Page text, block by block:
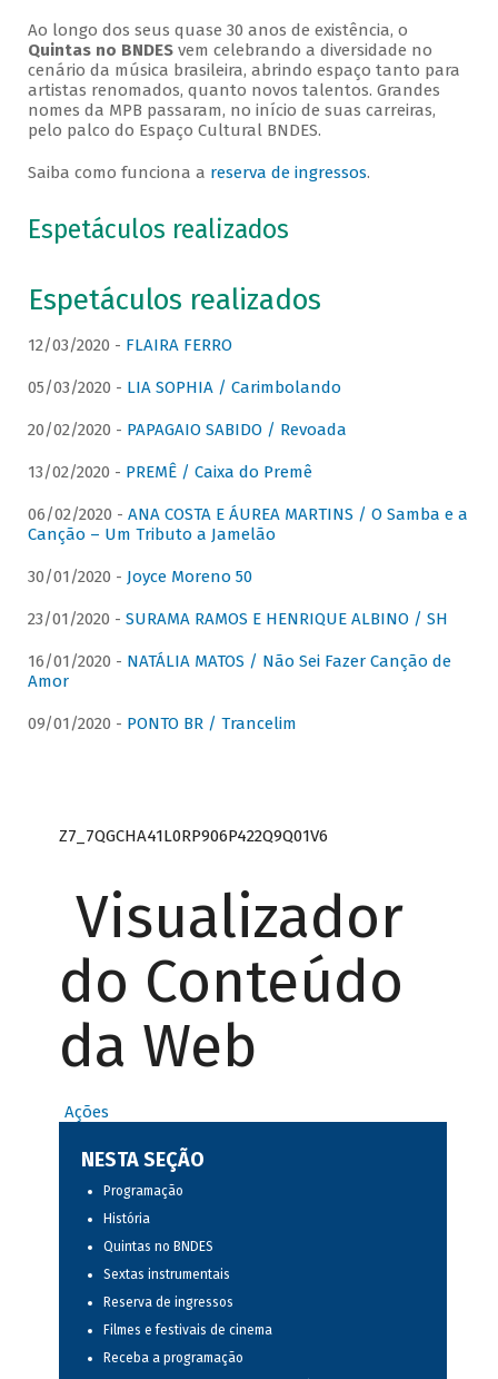
Ao longo dos seus quase 30 anos de existência, o
Quintas no BNDESvem celebrando a diversidade no
cenário da música brasileira, abrindo espaço tanto para
artistas renomados, quanto novos talentos. Grandes
nomes da MPB passaram, no início de suas carreiras,
pelo palco do Espaço Cultural BNDES.
Saiba como funciona a reserva de ingressos.
Espetáculos realizados
Espetáculos realizados
12/03/2020 - FLAIRA FERRO
05/03/2020 - LIA SOPHIA / Carimbolando
20/02/2020 - PAPAGAIO SABIDO / Revoada
13/02/2020 - PREMÊ / Caixa do Premê
06/02/2020 - ANA COSTA E ÁUREA MARTINS / O Samba e a
Canção – Um Tributo a Jamelão
30/01/2020 - Joyce Moreno 50
23/01/2020 - SURAMA RAMOS E HENRIQUE ALBINO / SH
16/01/2020 - NATÁLIA MATOS / Não Sei Fazer Canção de
Amor
09/01/2020 - PONTO BR / Trancelim
Z7_7QGCHA41L0RP906P422Q9Q01V6
Visualizador
do Conteúdo
da Web
Ações
NESTA SEÇÃO
Programação
História
Quintas no BNDES
Sextas instrumentais
Reserva de ingressos
Filmes e festivais de cinema
Receba a programação